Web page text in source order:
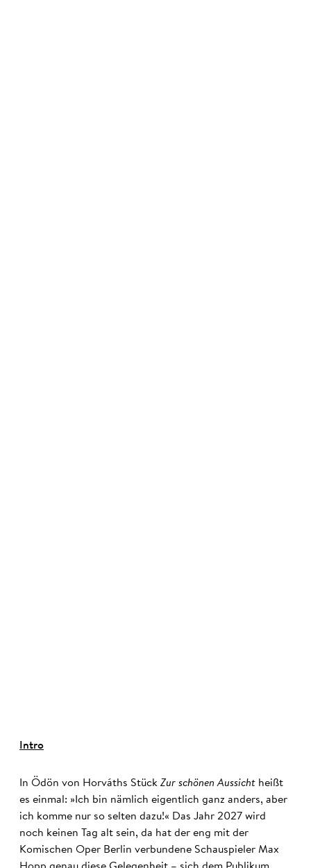
Intro
In Ödön von Horváths Stück Zur schönen Aussicht heißt
es einmal: »Ich bin nämlich eigentlich ganz anders, aber
ich komme nur so selten dazu!« Das Jahr 2027 wird
noch keinen Tag alt sein, da hat der eng mit der
Komischen Oper Berlin verbundene Schauspieler Max